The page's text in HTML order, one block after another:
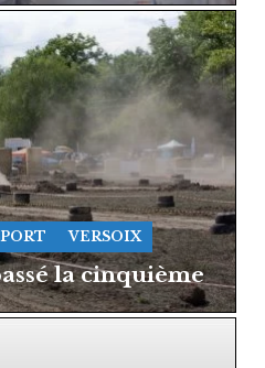
VERSOIX
la cinquième